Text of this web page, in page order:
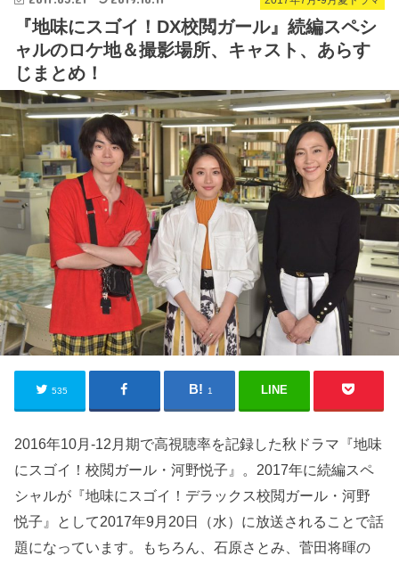
『地味にスゴイ！DX校閲ガール』続編スペシ
ャルのロケ地＆撮影場所、キャスト、あらす
じまとめ！
535 1 LINE
2016年10月-12月期で高視聴率を記録した秋ドラマ『地味
にスゴイ！校閲ガール・河野悦子』。2017年に続編スペ
シャルが『地味にスゴイ！デラックス校閲ガール・河野
悦子』として2017年9月20日（水）に放送されることで話
題になっています。もちろん、石原さとみ、菅田将暉の